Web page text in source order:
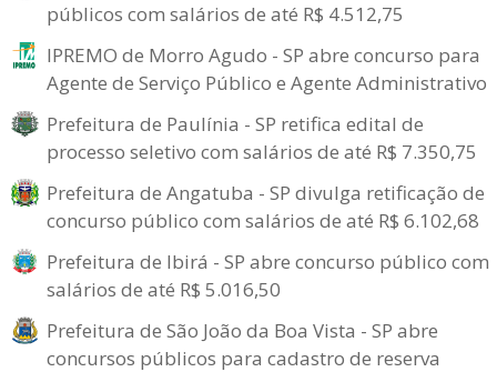
públicos com salários de até R$ 4.512,75
IPREMO de Morro Agudo - SP abre concurso para
Agente de Serviço Público e Agente Administrativo
Prefeitura de Paulínia - SP retifica edital de
processo seletivo com salários de até R$ 7.350,75
Prefeitura de Angatuba - SP divulga retificação de
concurso público com salários de até R$ 6.102,68
Prefeitura de Ibirá - SP abre concurso público com
salários de até R$ 5.016,50
Prefeitura de São João da Boa Vista - SP abre
concursos públicos para cadastro de reserva